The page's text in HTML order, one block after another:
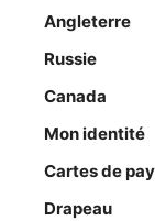
Angleterre
Russie
Canada
Mon identité
Cartes de
Drapeau